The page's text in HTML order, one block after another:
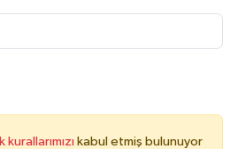
kabul etmiş bulunuyor